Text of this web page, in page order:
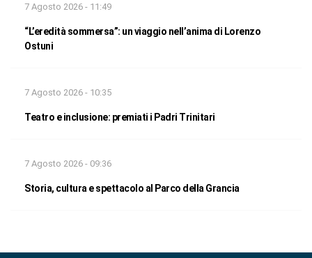
7 Agosto 2026 - 11:49
“L’eredità sommersa”: un viaggio nell’anima di Lorenzo
Ostuni
7 Agosto 2026 - 10:35
Teatro e inclusione: premiati i Padri Trinitari
7 Agosto 2026 - 09:36
Storia, cultura e spettacolo al Parco della Grancia